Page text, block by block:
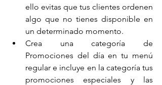
ello evitas que tus clientes ordenen
algo que no tienes disponible en
un determinado momento.
Crea una categoría de
Promociones del día en tu menú
regular e incluye en la categoría tus
promociones especiales y las